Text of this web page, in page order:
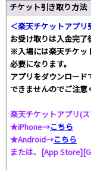
チケット引き取り方法
＜楽天チケットアプリ
お受け取りは入金完了
※入場には楽天チケッ
必要になります。
アプリをダウンロー
できませんのでご注意
楽天チケットアプリ(
★iPhone→こちら
★Android→こちら
または、[App